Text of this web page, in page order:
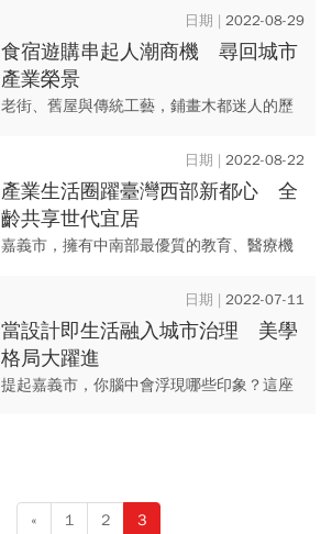
2022-08-29
食宿遊購串起人潮商機 尋回城市
產業榮景
老街、舊屋與傳統工藝，鋪畫木都迷人的歷
顧，從美術館、文創園區、森林之歌、KANO
園區點線面串起的文化新絲...
2022-08-22
產業生活圈躍臺灣西部新都心 全
齡共享世代宜居
嘉義市，擁有中南部最優質的教育、醫療機
磁吸效應創造全齡共享世代宜居榮景，成為
嘉南平原的心臟。面對鄰近鄉...
2022-07-11
當設計即生活融入城市治理 美學
格局大躍進
提起嘉義市，你腦中會浮現哪些印象？這座
« 1 2 3